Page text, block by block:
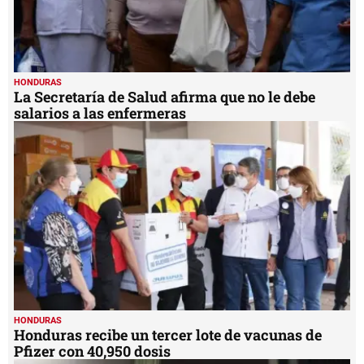
HONDURAS
La Secretaría de Salud afirma que no le debe
salarios a las enfermeras
HONDURAS
Honduras recibe un tercer lote de vacunas de
Pfizer con 40,950 dosis